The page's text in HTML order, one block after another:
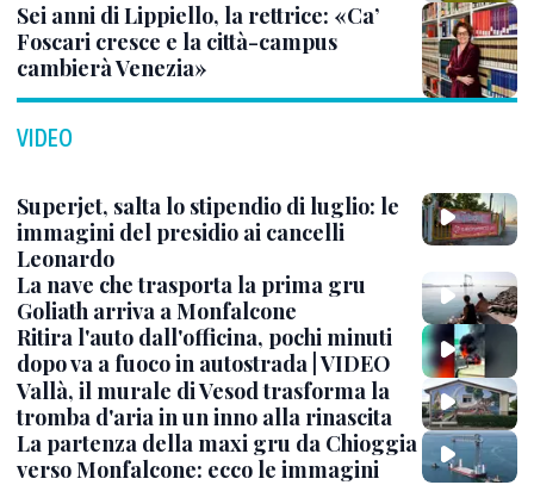
Sei anni di Lippiello, la rettrice: «Ca’
Foscari cresce e la città-campus
cambierà Venezia»
VIDEO
Superjet, salta lo stipendio di luglio: le
immagini del presidio ai cancelli
Leonardo
La nave che trasporta la prima gru
Goliath arriva a Monfalcone
Ritira l'auto dall'officina, pochi minuti
dopo va a fuoco in autostrada | VIDEO
Vallà, il murale di Vesod trasforma la
tromba d'aria in un inno alla rinascita
La partenza della maxi gru da Chioggia
verso Monfalcone: ecco le immagini